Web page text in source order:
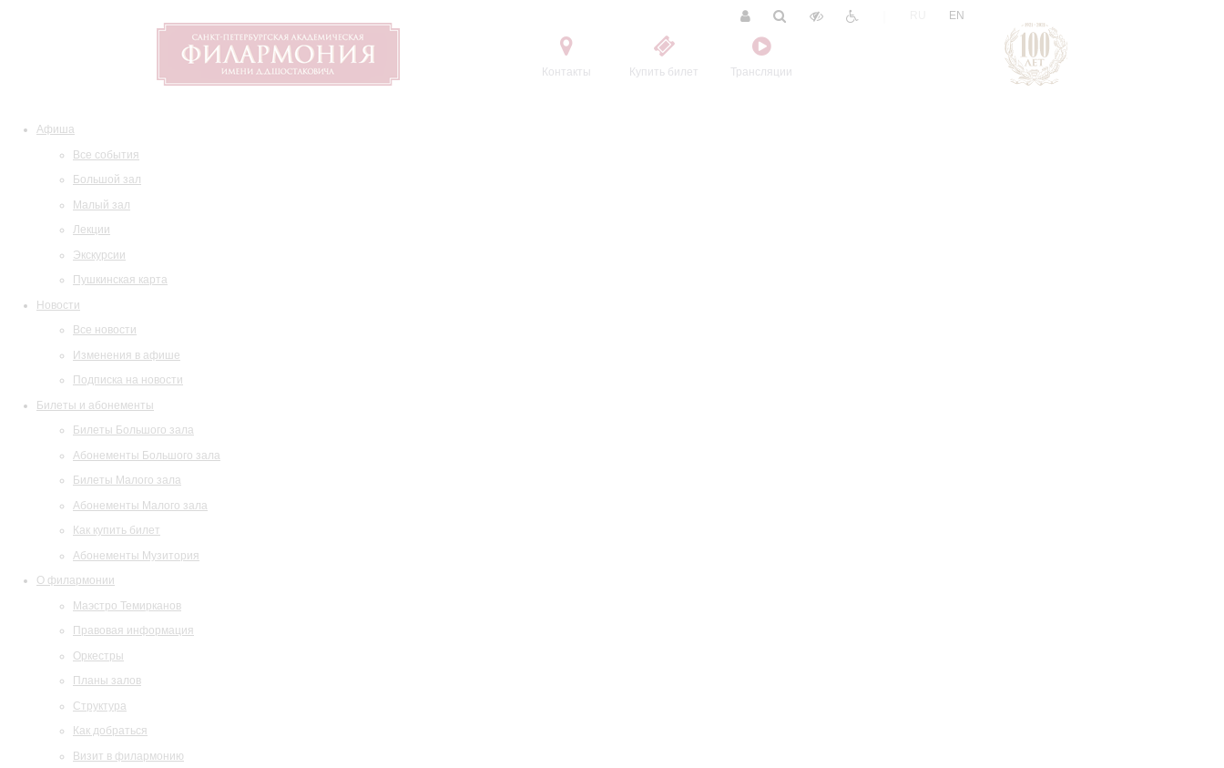
Контакты Купить билет Трансляции
EN
Афиша
Все события
Большой зал
Малый зал
Лекции
Экскурсии
Пушкинская карта
Новости
Все новости
Изменения в афише
Подписка на новости
Билеты и абонементы
Билеты Большого зала
Абонементы Большого зала
Билеты Малого зала
Абонементы Малого зала
Как купить билет
Абонементы Музитория
О филармонии
Маэстро Темирканов
Правовая информация
Оркестры
Планы залов
Структура
Как добраться
Визит в филармонию